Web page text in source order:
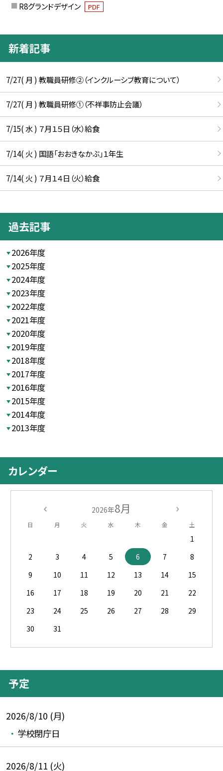
R8グランドデザイン PDF
新着記事
7/27( 月 ) 教職員研修②（インクルーシブ教育について）
7/27( 月 ) 教職員研修①（不祥事防止会議）
7/15( 水 ) ７月１５日（水）給食
7/14( 火 ) 国語「おおきなかぶ」１年生
7/14( 火 ) ７月１４日（火）給食
過去記事
2026年度
2025年度
2024年度
2023年度
2022年度
2021年度
2020年度
2019年度
2018年度
2017年度
2016年度
2015年度
2014年度
2013年度
カレンダー
2026年8月
日 月 火 水 木 金 土
1
2
3 4 5 6 7
8
9
10 11 12 13 14
15
16
17 18 19 20 21
22
23
24 25 26 27 28
29
30
31
予定
2026/8/10 (月)
学校閉庁日
2026/8/11 (火)